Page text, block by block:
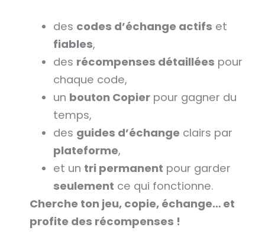
des codes d’échange actifs et
fiables,
des récompenses détaillées pour
chaque code,
un bouton Copier pour gagner du
temps,
des guides d’échange clairs par
plateforme,
et un tri permanent pour garder
seulement ce qui fonctionne.
Cherche ton jeu, copie, échange… et
profite des récompenses !